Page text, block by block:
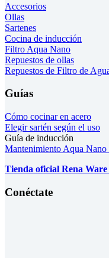
Accesorios
Ollas
Sartenes
Cocina de inducción
Filtro Aqua Nano
Repuestos de ollas
Repuestos de Filtro de
Guías
Cómo cocinar en acero
Elegir sartén según el uso
Guía de inducción
Mantenimiento Aqua Nano
Tienda oficial Rena Ware
Conéctate